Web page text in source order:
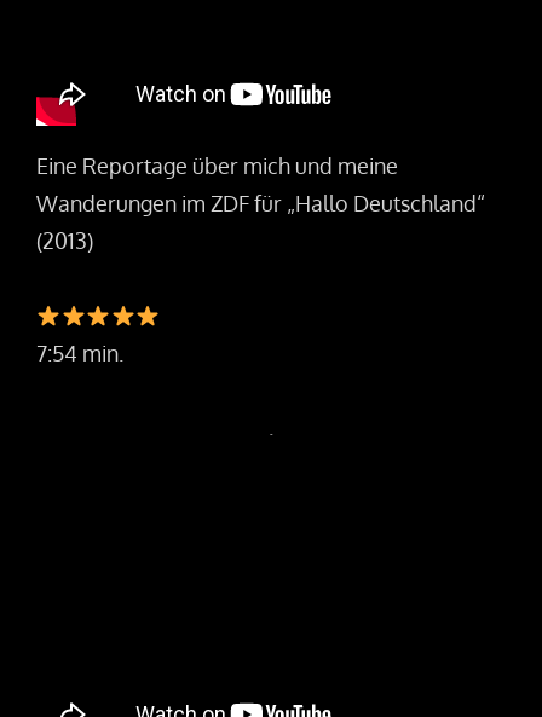
Eine Reportage über mich und meine
Wanderungen im ZDF für „Hallo Deutschland“
(2013)
7:54 min.